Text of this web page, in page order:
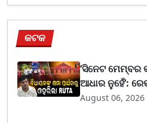
କଟକ
‘ସିନେଟ ମେମ୍ବର
ଆଧାର ନୁହେଁ’:
August 06, 2026